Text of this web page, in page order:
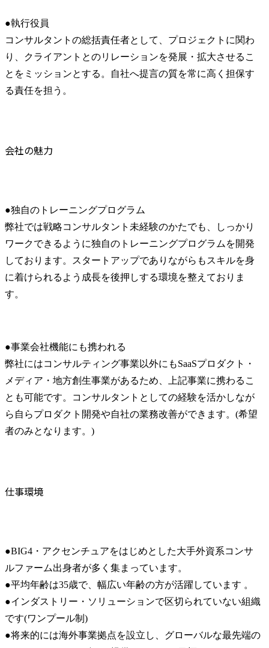
●執行役員
コンサルタントの総括責任者として、プロジェクトに関わ
り、クライアントとのリレーションを発展・拡大させるこ
とをミッションとする。自社へ提言の質を常に高く担保す
る責任を担う。
会社の魅力
●独自のトレーニングプログラム
弊社では戦略コンサルタント未経験のかたでも、しっかり
ワークできるように独自のトレーニングプログラムを開発
しております。スタートアップでありながらもスキルを身
に着けられるよう成長を後押しする環境を整えておりま
す。
●事業会社機能にも携われる
弊社にはコンサルティング事業以外にもSaaSプロダクト・
メディア・地方創生事業があるため、上記事業に携わるこ
とも可能です。コンサルタントとしての経験を活かしなが
ら自らプロダクト開発や自社の業務改善ができます。(希望
者のみとなります。)
仕事環境
●BIG4・アクセンチュアをはじめとした大手外資系コンサ
ルファーム出身者が多く集まっています。
●平均年齢は35歳で、幅広い年齢の方が活躍しています 。
●インダストリー・ソリューションで区切られていない組織
です(ワンプール制)
●将来的には海外事業拠点を設立し、グローバルな最先端の